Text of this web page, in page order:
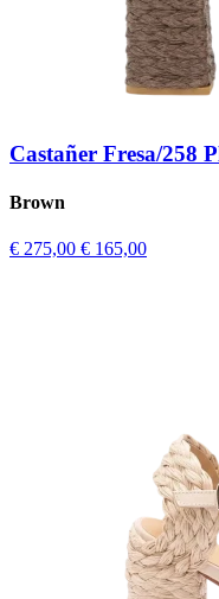
Castañer Fresa/258
Brown
€ 275,00 € 165,00